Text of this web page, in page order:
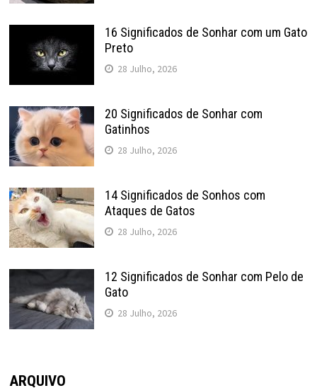
16 Significados de Sonhar com um Gato
Preto
28 Julho, 2026
20 Significados de Sonhar com
Gatinhos
28 Julho, 2026
14 Significados de Sonhos com
Ataques de Gatos
28 Julho, 2026
12 Significados de Sonhar com Pelo de
Gato
28 Julho, 2026
ARQUIVO